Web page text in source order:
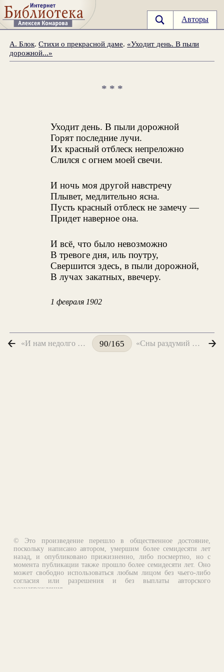
Авторы
А. Блок.Стихи о прекрасной даме. «Уходит день. В пыли
дорожной...»
* * *
Уходит день. В пыли дорожной
Горят последние лучи.
Их красный отблеск непреложно
Слился с огнем моей свечи.
И ночь моя другой навстречу
Плывет, медлительно ясна.
Пусть красный отблеск не замечу —
Придет наверное она.
И всё, что было невозможно
В тревоге дня, иль поутру,
Свершится здесь, в пыли дорожной,
В лучах закатных, ввечеру.
1 февраля 1902
«И нам недолго любоваться...» 90/165 «Сны раздумий небывалых...»
© Это произведение перешло в общественное достояние,
поскольку написано автором, умершим более семидесяти лет
назад, и опубликовано прижизненно, либо посмертно, но с
момента публикации также прошло более семидесяти лет. Оно
может свободно использоваться любым лицом без чьего-либо
согласия или разрешения и без выплаты авторского
вознаграждения.